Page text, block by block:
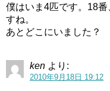
僕はいま4匹です。18
すね。
あとどこにいました？
ken より:
2010年9月18日 19:12